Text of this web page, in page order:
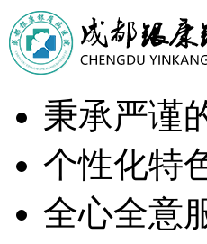
秉承严谨
个性化特
全心全意